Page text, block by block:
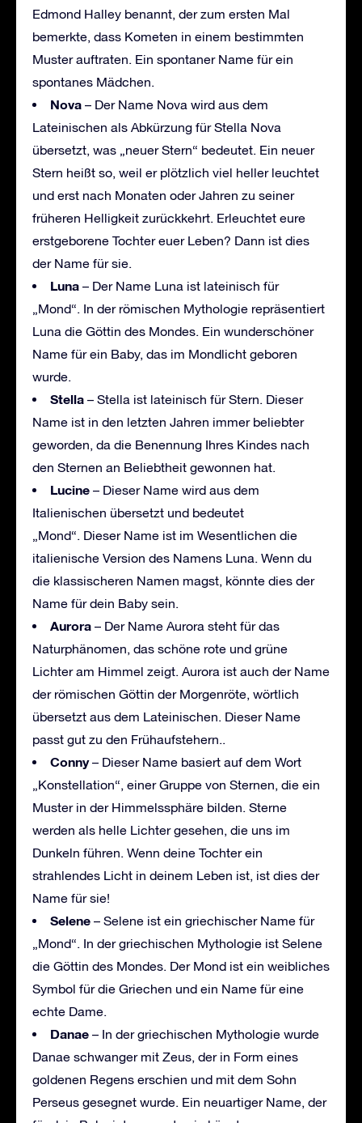
Edmond Halley benannt, der zum ersten Mal
bemerkte, dass Kometen in einem bestimmten
Muster auftraten. Ein spontaner Name für ein
spontanes Mädchen.
Nova – Der Name Nova wird aus dem
Lateinischen als Abkürzung für Stella Nova
übersetzt, was „neuer Stern“ bedeutet. Ein neuer
Stern heißt so, weil er plötzlich viel heller leuchtet
und erst nach Monaten oder Jahren zu seiner
früheren Helligkeit zurückkehrt. Erleuchtet eure
erstgeborene Tochter euer Leben? Dann ist dies
der Name für sie.
Luna – Der Name Luna ist lateinisch für
„Mond“. In der römischen Mythologie repräsentiert
Luna die Göttin des Mondes. Ein wunderschöner
Name für ein Baby, das im Mondlicht geboren
wurde.
Stella – Stella ist lateinisch für Stern. Dieser
Name ist in den letzten Jahren immer beliebter
geworden, da die Benennung Ihres Kindes nach
den Sternen an Beliebtheit gewonnen hat.
Lucine – Dieser Name wird aus dem
Italienischen übersetzt und bedeutet
„Mond“. Dieser Name ist im Wesentlichen die
italienische Version des Namens Luna. Wenn du
die klassischeren Namen magst, könnte dies der
Name für dein Baby sein.
Aurora – Der Name Aurora steht für das
Naturphänomen, das schöne rote und grüne
Lichter am Himmel zeigt. Aurora ist auch der Name
der römischen Göttin der Morgenröte, wörtlich
übersetzt aus dem Lateinischen. Dieser Name
passt gut zu den Frühaufstehern..
Conny– Dieser Name basiert auf dem Wort
„Konstellation“, einer Gruppe von Sternen, die ein
Muster in der Himmelssphäre bilden. Sterne
werden als helle Lichter gesehen, die uns im
Dunkeln führen. Wenn deine Tochter ein
strahlendes Licht in deinem Leben ist, ist dies der
Name für sie!
Selene – Selene ist ein griechischer Name für
„Mond“. In der griechischen Mythologie ist Selene
die Göttin des Mondes. Der Mond ist ein weibliches
Symbol für die Griechen und ein Name für eine
echte Dame.
Danae – In der griechischen Mythologie wurde
Danae schwanger mit Zeus, der in Form eines
goldenen Regens erschien und mit dem Sohn
Perseus gesegnet wurde. Ein neuartiger Name, der